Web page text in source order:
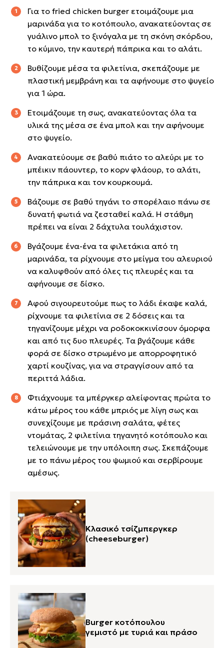
Για το fried chicken burger ετοιμάζουμε μια
μαρινάδα για το κοτόπουλο, ανακατεύοντας σε
γυάλινο μπολ το ξινόγαλα με τη σκόνη σκόρδου,
το κύμινο, την καυτερή πάπρικα και το αλάτι.
Βυθίζουμε μέσα τα φιλετίνια, σκεπάζουμε με
πλαστική μεμβράνη και τα αφήνουμε στο ψυγείο
για 1 ώρα.
Ετοιμάζουμε τη σως, ανακατεύοντας όλα τα
υλικά της μέσα σε ένα μπολ και την αφήνουμε
στο ψυγείο.
Ανακατεύουμε σε βαθύ πιάτο το αλεύρι με το
μπέικιν πάουντερ, το κορν φλάουρ, το αλάτι,
την πάπρικα και τον κουρκουμά.
Βάζουμε σε βαθύ τηγάνι το σπορέλαιο πάνω σε
δυνατή φωτιά να ζεσταθεί καλά. Η στάθμη
πρέπει να είναι 2 δάχτυλα τουλάχιστον.
Βγάζουμε ένα-ένα τα φιλετάκια από τη
μαρινάδα, τα ρίχνουμε στο μείγμα του αλευριού
να καλυφθούν από όλες τις πλευρές και τα
αφήνουμε σε δίσκο.
Αφού σιγουρευτούμε πως το λάδι έκαψε καλά,
ρίχνουμε τα φιλετίνια σε 2 δόσεις και τα
τηγανίζουμε μέχρι να ροδοκοκκινίσουν όμορφα
και από τις δυο πλευρές. Τα βγάζουμε κάθε
φορά σε δίσκο στρωμένο με απορροφητικό
χαρτί κουζίνας, για να στραγγίσουν από τα
περιττά λάδια.
Φτιάχνουμε τα μπέργκερ αλείφοντας πρώτα το
κάτω μέρος του κάθε μπριός με λίγη σως και
συνεχίζουμε με πράσινη σαλάτα, φέτες
ντομάτας, 2 φιλετίνια τηγανητό κοτόπουλο και
τελειώνουμε με την υπόλοιπη σως. Σκεπάζουμε
με το πάνω μέρος του ψωμιού και σερβίρουμε
αμέσως.
Κλασικό τσίζμπεργκερ
(cheeseburger)
Burger κοτόπουλου
γεμιστό με τυριά και πράσο